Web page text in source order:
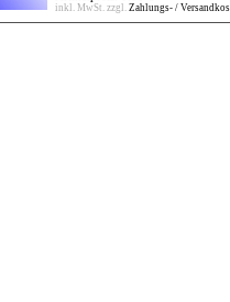
inkl. MwSt. zzgl. Zahlungs- /